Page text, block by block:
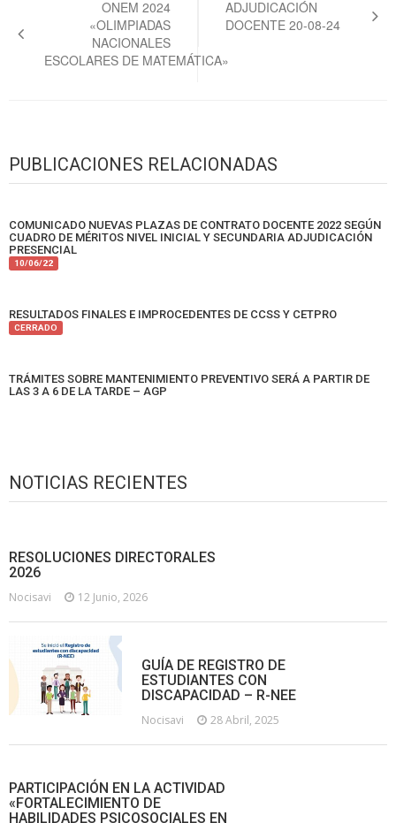
entradas
ONEM 2024
«OLIMPIADAS
NACIONALES
ESCOLARES DE MATEMÁTICA»
ADJUDICACIÓN
DOCENTE 20-08-24
PUBLICACIONES RELACIONADAS
COMUNICADO NUEVAS PLAZAS DE CONTRATO DOCENTE 2022 SEGÚN
CUADRO DE MÉRITOS NIVEL INICIAL Y SECUNDARIA ADJUDICACIÓN
PRESENCIAL
10/06/22
RESULTADOS FINALES E IMPROCEDENTES DE CCSS Y CETPRO
CERRADO
TRÁMITES SOBRE MANTENIMIENTO PREVENTIVO SERÁ A PARTIR DE
LAS 3 A 6 DE LA TARDE – AGP
NOTICIAS RECIENTES
RESOLUCIONES DIRECTORALES
2026
Nocisavi 12 Junio, 2026
GUÍA DE REGISTRO DE
ESTUDIANTES CON
DISCAPACIDAD – R-NEE
Nocisavi 28 Abril, 2025
PARTICIPACIÓN EN LA ACTIVIDAD
«FORTALECIMIENTO DE
HABILIDADES PSICOSOCIALES EN